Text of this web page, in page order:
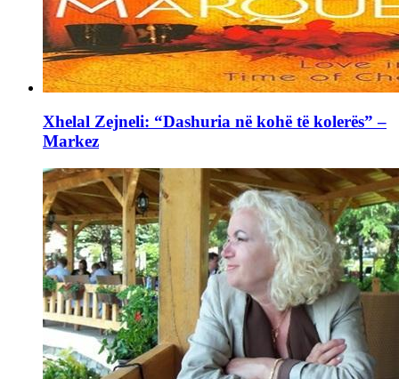
Xhelal Zejneli: “Dashuria në kohë të kolerës” –
Markez